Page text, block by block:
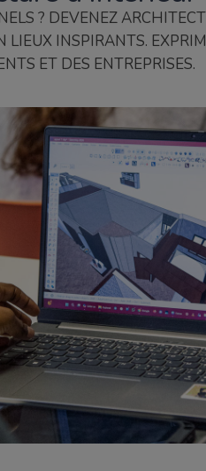
? DEVENEZ
LIEUX INSPIRANTS.
ET DES ENTREPRISES.